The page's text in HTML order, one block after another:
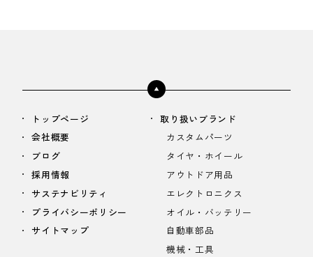
トップページ
会社概要
ブログ
採用情報
サステナビリティ
プライバシーポリシー
サイトマップ
取り扱いブランド
カスタムパーツ
タイヤ・ホイール
アウトドア用品
エレクトロニクス
オイル・バッテリー
自動車部品
機械・工具